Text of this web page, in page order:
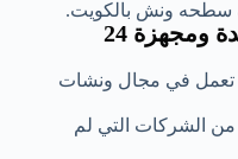
سطحه ونش بالكويت.
سيارات ونش وسطحه معدة ومجهزة 24
تعمل في مجال ونشات
الشركات التي لم